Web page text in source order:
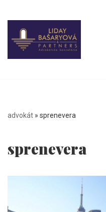
Preskočiť
na
obsah
advokát » sprenevera
sprenevera